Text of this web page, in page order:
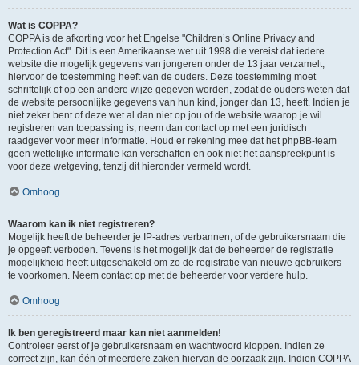
Wat is COPPA?
COPPA is de afkorting voor het Engelse "Children’s Online Privacy and
Protection Act". Dit is een Amerikaanse wet uit 1998 die vereist dat iedere
website die mogelijk gegevens van jongeren onder de 13 jaar verzamelt,
hiervoor de toestemming heeft van de ouders. Deze toestemming moet
schriftelijk of op een andere wijze gegeven worden, zodat de ouders weten dat
de website persoonlijke gegevens van hun kind, jonger dan 13, heeft. Indien je
niet zeker bent of deze wet al dan niet op jou of de website waarop je wil
registreren van toepassing is, neem dan contact op met een juridisch
raadgever voor meer informatie. Houd er rekening mee dat het phpBB-team
geen wettelijke informatie kan verschaffen en ook niet het aanspreekpunt is
voor deze wetgeving, tenzij dit hieronder vermeld wordt.
Omhoog
Waarom kan ik niet registreren?
Mogelijk heeft de beheerder je IP-adres verbannen, of de gebruikersnaam die
je opgeeft verboden. Tevens is het mogelijk dat de beheerder de registratie
mogelijkheid heeft uitgeschakeld om zo de registratie van nieuwe gebruikers
te voorkomen. Neem contact op met de beheerder voor verdere hulp.
Omhoog
Ik ben geregistreerd maar kan niet aanmelden!
Controleer eerst of je gebruikersnaam en wachtwoord kloppen. Indien ze
correct zijn, kan één of meerdere zaken hiervan de oorzaak zijn. Indien COPPA